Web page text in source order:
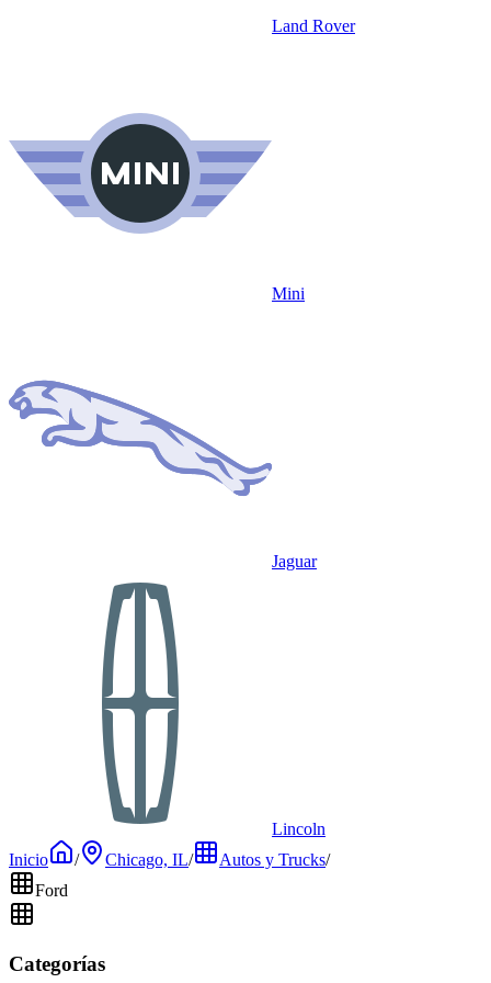
Land Rover
Mini
Jaguar
Lincoln
Inicio
/ Chicago, IL/ Autos y Trucks/
Ford
Categorías